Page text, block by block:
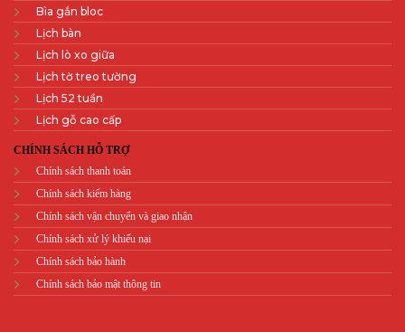
Bìa gắn bloc
Lịch bàn
Lịch lò xo giữa
Lịch tờ treo tường
Lịch 52 tuần
Lịch gỗ cao cấp
CHÍNH SÁCH HỖ TRỢ
Chính sách thanh toán
Chính sách kiểm hàng
Chính sách vận chuyển và giao nhận
Chính sách xử lý khiếu nại
Chính sách bảo hành
Chính sách bảo mật thông tin